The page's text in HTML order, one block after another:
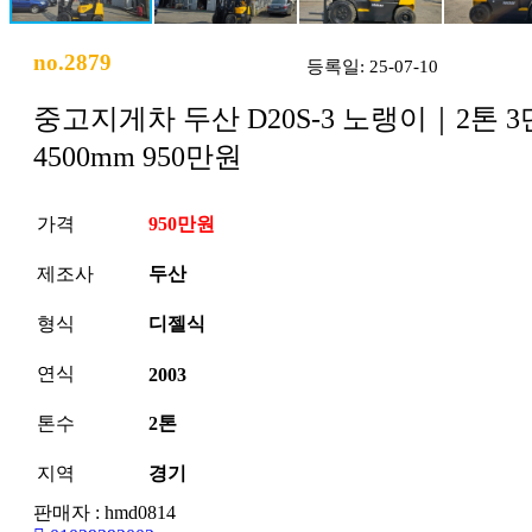
no.2879 등록일: 25-07-10
중고지게차 두산 D20S-3 노랭이｜2톤 3
4500mm 950만원
가격 950만원
제조사 두산
형식 디젤식
연식 2003
톤수 2톤
지역
경기
판매자 : hmd0814